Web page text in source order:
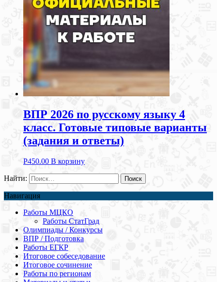
ВПР 2026 по русскому языку 4
класс. Готовые типовые варианты
(задания и ответы)
Р450.00 В корзину
Найти:
Навигация
Работы МЦКО
Работы СтатГрад
Олимпиады / Конкурсы
ВПР / Подготовка
Работы ЕГКР
Итоговое собеседование
Итоговое сочинение
Работы по регионам